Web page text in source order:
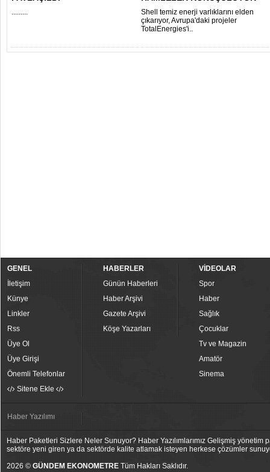
.........
Shell temiz enerji varlıklarını elden
çıkarıyor, Avrupa'daki projeler
TotalEnergies'i..
GENEL
İletişim
Künye
Linkler
Rss
Üye Ol
Üye Girişi
Önemli Telefonlar
Sitene Ekle
HABERLER
Günün Haberleri
Haber Arşivi
Gazete Arşivi
Köşe Yazarları
VİDEOLAR
Spor
Haber
Sağlık
Çocuklar
Tv ve Magazin
Amatör
Sinema
Haber Yazılımı
Haber Paketleri Sizlere Neler Sunuyor? Haber Yazılımlarımız Gelişmiş
sektöre yeni giren ya da sektörde kalite atlamak isteyen herkese çözümler
2026 © GÜNDEM EKONOMETRE Tüm Hakları Saklıdır.